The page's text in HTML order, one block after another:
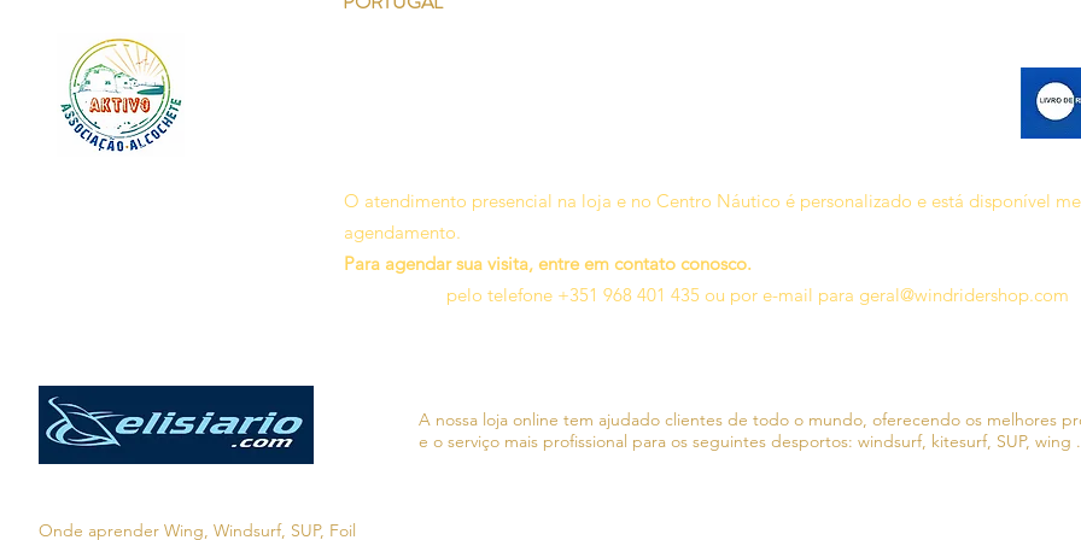
O atendimento presencial na loja e no Centro Náutico é personalizado e está disponível
agendamento.
Para agendar sua visita, entre em contato conosco.
pelo telefone +351 968 401 435 ou por e-mail para geral@windridershop.com
A nossa loja online tem ajudado clientes de todo o mundo, oferecendo os melhores
e o serviço mais profissional para os seguintes desportos: windsurf, kitesurf, SUP, wing
Onde aprender Wing, Windsurf, SUP, Foil